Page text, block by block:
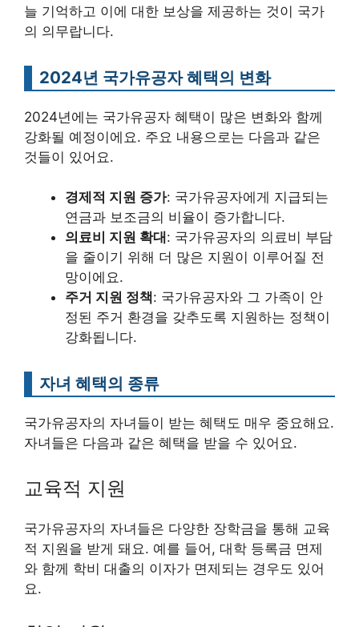
늘 기억하고 이에 대한 보상을 제공하는 것이 국가
의 의무랍니다.
2024년 국가유공자 혜택의 변화
2024년에는 국가유공자 혜택이 많은 변화와 함께
강화될 예정이에요. 주요 내용으로는 다음과 같은
것들이 있어요.
경제적 지원 증가: 국가유공자에게 지급되는
연금과 보조금의 비율이 증가합니다.
의료비 지원 확대 : 국가유공자의 의료비 부담
을 줄이기 위해 더 많은 지원이 이루어질 전
망이에요.
주거 지원 정책: 국가유공자와 그 가족이 안
정된 주거 환경을 갖추도록 지원하는 정책이
강화됩니다.
자녀 혜택의 종류
국가유공자의 자녀들이 받는 혜택도 매우 중요해요.
자녀들은 다음과 같은 혜택을 받을 수 있어요.
교육적 지원
국가유공자의 자녀들은 다양한 장학금을 통해 교육
적 지원을 받게 돼요. 예를 들어, 대학 등록금 면제
와 함께 학비 대출의 이자가 면제되는 경우도 있어
요.